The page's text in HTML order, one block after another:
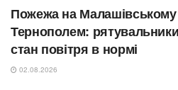
Пожежа на Малашівському
Тернополем:
стан повітря в нормі
02.08.2026